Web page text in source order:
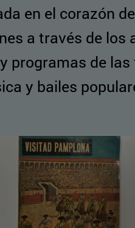
en el corazón
a través de los
programas de
y bailes